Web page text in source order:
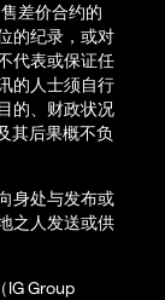
差价合约的
的纪录，或对
代表或保证任
的人士须自行
的、财政状况
其后果概不负
身处与发布或
之人发送或供
IG Group